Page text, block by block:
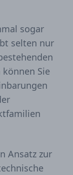
sogar
selten nur
Sie
Ansatz zur